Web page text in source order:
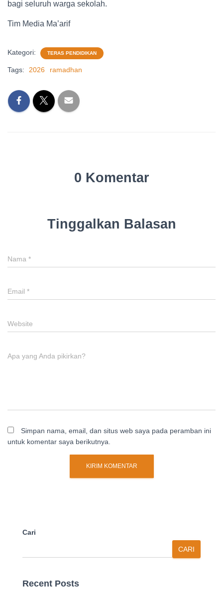
bagi seluruh warga sekolah.
Tim Media Ma’arif
Kategori: TERAS PENDIDIKAN
Tags: 2026 ramadhan
0 Komentar
Tinggalkan Balasan
Nama *
Email *
Website
Apa yang Anda pikirkan?
Simpan nama, email, dan situs web saya pada peramban ini
untuk komentar saya berikutnya.
Cari
CARI
Recent Posts